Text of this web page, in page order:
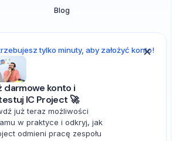
Blog
tylko minuty, aby założyć konto!
darmowe konto i
IC Project 🚀
już teraz możliwości
w praktyce i odkryj, jak
odmieni pracę zespołu